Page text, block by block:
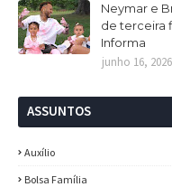
Neymar e
de terceira
Informa
junho 16, 2026
ASSUNTOS
Auxílio
Bolsa Família